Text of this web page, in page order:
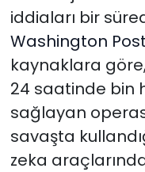
iddiaları bir
Washington Post
kaynaklara
24 saatinde bin
sağlayan
savaşta
zeka